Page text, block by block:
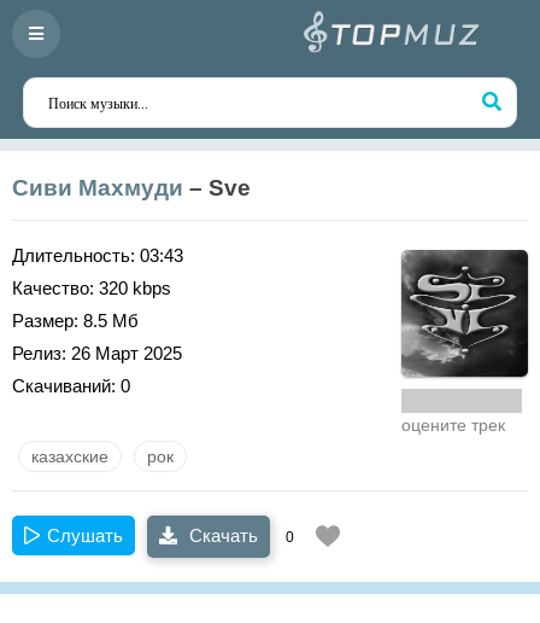
Сиви Махмуди – Sve
Длительность: 03:43
Качество: 320 kbps
Размер: 8.5 Мб
Релиз: 26 Март 2025
Скачиваний: 0
оцените трек
казахские рок
Слушать Скачать 0